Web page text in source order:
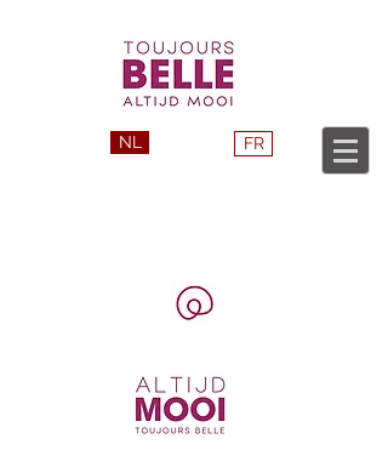
NL FR